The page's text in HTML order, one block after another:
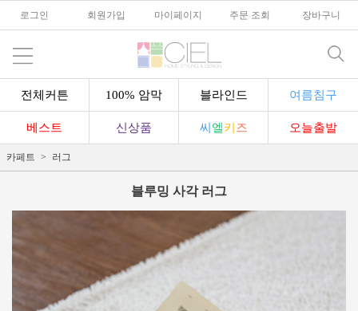
로그인 회원가입 마이페이지 주문 조회 장바구니
전체커튼 100% 암막 블라인드 여름침구
베스트 신상품 씨 엘키 즈 오늘출발
카페트 러그
블루밍 사각 러그